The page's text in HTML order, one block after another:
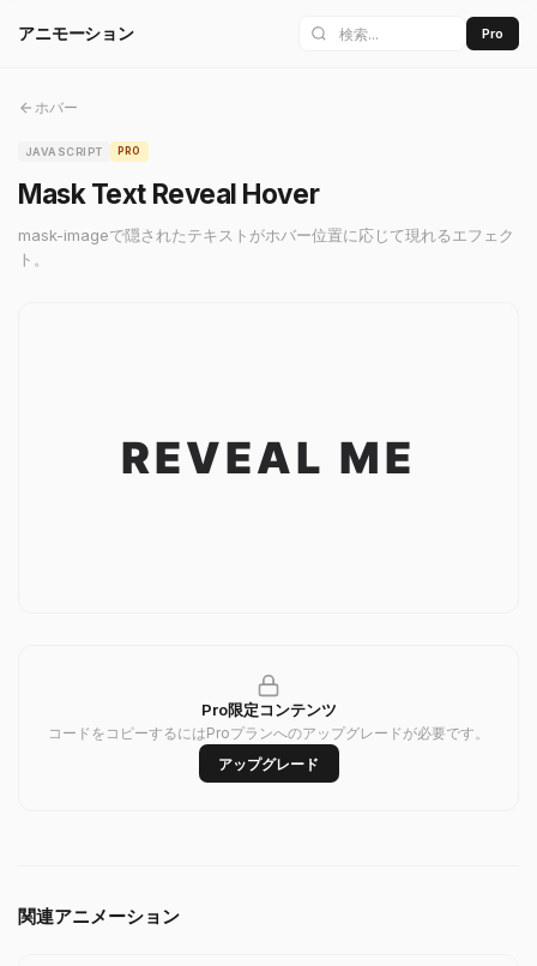
アニモーション Pro
ホバー
JAVASCRIPT PRO
Mask Text Reveal Hover
mask-imageで隠されたテキストがホバー位置に応じて現れるエフェク
ト。
Pro限定コンテンツ
コードをコピーするにはProプランへのアップグレードが必要です。
アップグレード
関連アニメーション